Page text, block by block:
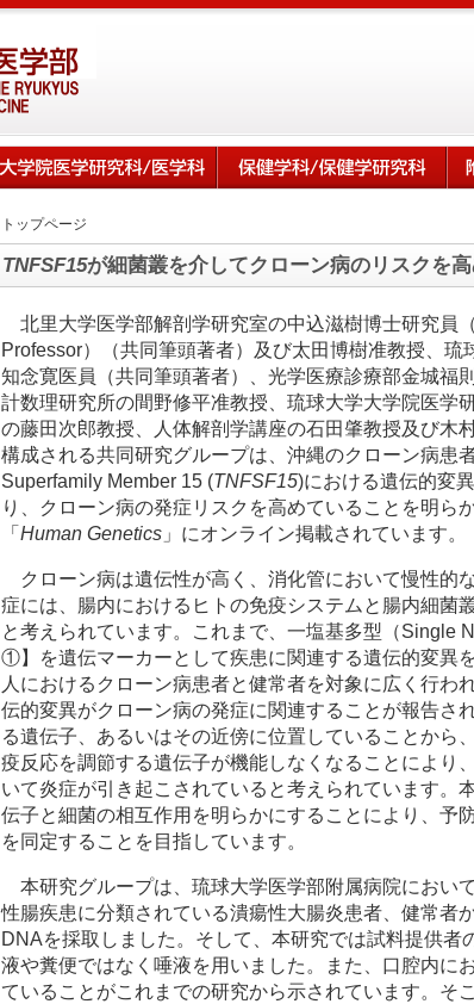
トップページ
TNFSF15が細菌叢を介してクローン病のリスクを
北里大学医学部解剖学研究室の中込滋樹博士研究員
Professor）（共同筆頭著者）及び太田博樹准教授、琉
知念寛医員（共同筆頭著者）、光学医療診療部金城福
計数理研究所の間野修平准教授、琉球大学大学院医学
の藤田次郎教授、人体解剖学講座の石田肇教授及び木
構成される共同研究グループは、沖縄のクローン病患
Superfamily Member 15 (TNFSF15)における遺伝的変
り、クローン病の発症リスクを高めていることを明ら
「 Human Genetics 」にオンライン掲載されています。
クローン病は遺伝性が高く、消化管において慢性的
症には、腸内におけるヒトの免疫システムと腸内細菌
と考えられています。これまで、一塩基多型（Single
①】を遺伝マーカーとして疾患に関連する遺伝的変異
人におけるクローン病患者と健常者を対象に広く行わ
伝的変異がクローン病の発症に関連することが報告さ
る遺伝子、あるいはその近傍に位置していることから
疫反応を調節する遺伝子が機能しなくなることにより
いて炎症が引き起こされていると考えられています。
伝子と細菌の相互作用を明らかにすることにより、予
を同定することを目指しています。
本研究グループは、琉球大学医学部附属病院におい
性腸疾患に分類されている潰瘍性大腸炎患者、健常者
DNAを採取しました。そして、本研究では試料提供者
液や糞便ではなく唾液を用いました。また、口腔内に
ていることがこれまでの研究から示されています。そ